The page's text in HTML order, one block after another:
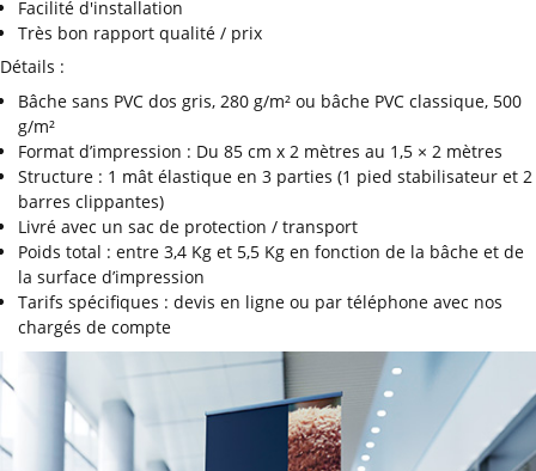
Facilité d'installation
Très bon rapport qualité / prix
Détails :
Bâche sans PVC dos gris, 280 g/m² ou bâche PVC classique, 500
g/m²
Format d’impression : Du 85 cm x 2 mètres au 1,5 × 2 mètres
Structure : 1 mât élastique en 3 parties (1 pied stabilisateur et 2
barres clippantes)
Livré avec un sac de protection / transport
Poids total : entre 3,4 Kg et 5,5 Kg en fonction de la bâche et de
la surface d’impression
Tarifs spécifiques : devis en ligne ou par téléphone avec nos
chargés de compte